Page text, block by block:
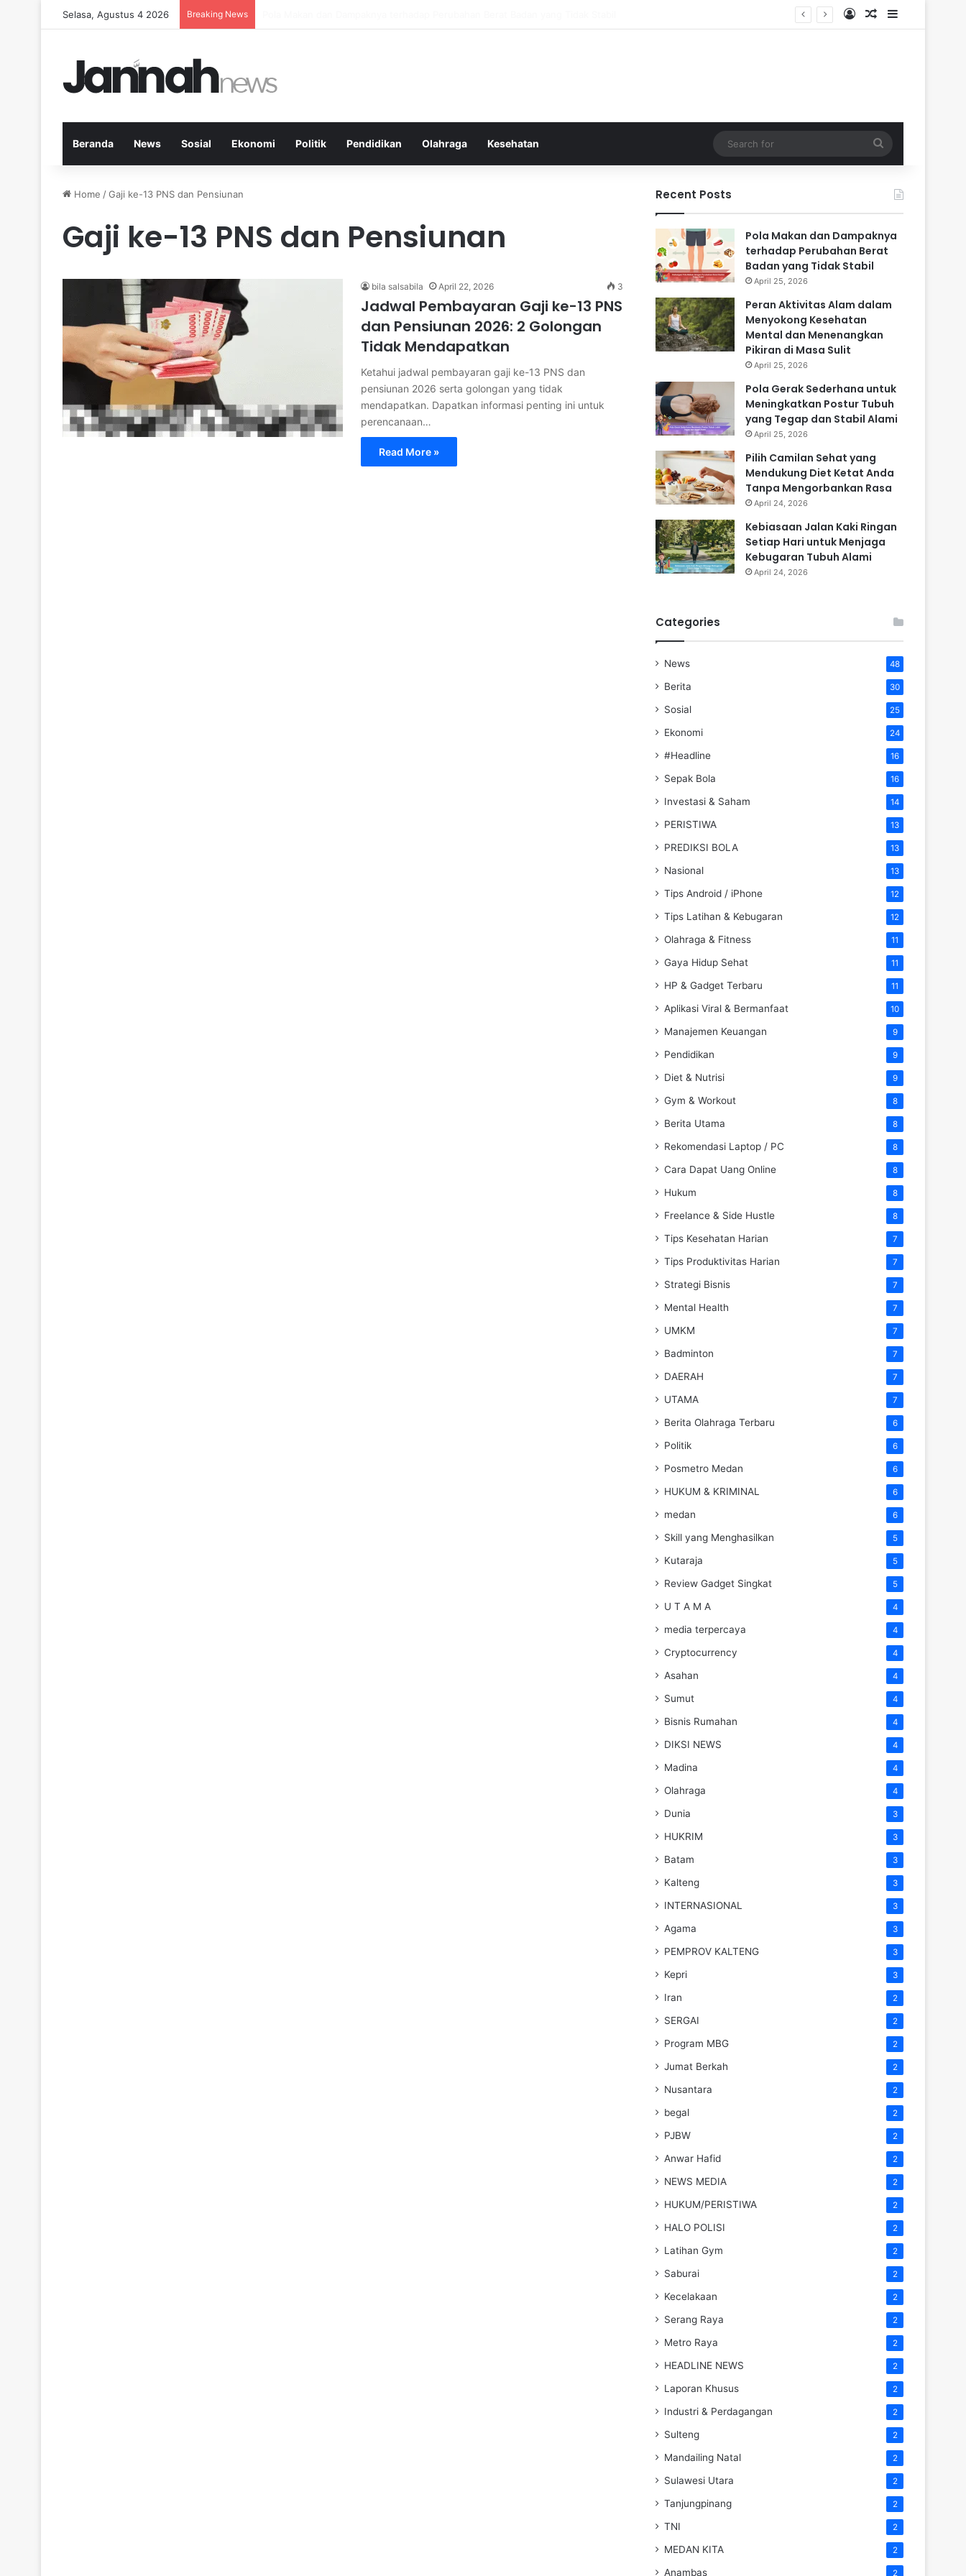
Selasa, Agustus 4 2026 Breaking News Log InRandom Article
Sidebar
Beranda News Sosial Ekonomi Politik Pendidikan Olahraga Kesehatan
for
Home /Gaji ke-13 PNS dan Pensiunan
Gaji ke-13 PNS dan Pensiunan
bila salsabila April 22, 2026 3
Jadwal Pembayaran Gaji ke-13 PNS
dan Pensiunan 2026: 2 Golongan
Tidak Mendapatkan
Ketahui jadwal pembayaran gaji ke-13 PNS dan
pensiunan 2026 serta golongan yang tidak
mendapatkan. Dapatkan informasi penting ini untuk
perencanaan…
Read More »
Recent Posts
Pola Makan dan Dampaknya
terhadap Perubahan Berat
Badan yang Tidak Stabil
April 25, 2026
Peran Aktivitas Alam dalam
Menyokong Kesehatan
Mental dan Menenangkan
Pikiran di Masa Sulit
April 25, 2026
Pola Gerak Sederhana untuk
Meningkatkan Postur Tubuh
yang Tegap dan Stabil Alami
April 25, 2026
Pilih Camilan Sehat yang
Mendukung Diet Ketat Anda
Tanpa Mengorbankan Rasa
April 24, 2026
Kebiasaan Jalan Kaki Ringan
Setiap Hari untuk Menjaga
Kebugaran Tubuh Alami
April 24, 2026
Categories
News 48
Berita 30
Sosial 25
Ekonomi 24
#Headline 16
Sepak Bola 16
Investasi & Saham 14
PERISTIWA 13
PREDIKSI BOLA 13
Nasional 13
Tips Android / iPhone 12
Tips Latihan & Kebugaran 12
Olahraga & Fitness 11
Gaya Hidup Sehat 11
HP & Gadget Terbaru 11
Aplikasi Viral & Bermanfaat 10
Manajemen Keuangan 9
Pendidikan 9
Diet & Nutrisi 9
Gym & Workout 8
Berita Utama 8
Rekomendasi Laptop / PC 8
Cara Dapat Uang Online 8
Hukum 8
Freelance & Side Hustle 8
Tips Kesehatan Harian 7
Tips Produktivitas Harian 7
Strategi Bisnis 7
Mental Health 7
UMKM 7
Badminton 7
DAERAH 7
UTAMA 7
Berita Olahraga Terbaru 6
Politik 6
Posmetro Medan 6
HUKUM & KRIMINAL 6
medan 6
Skill yang Menghasilkan 5
Kutaraja 5
Review Gadget Singkat 5
U T A M A 4
media terpercaya 4
Cryptocurrency 4
Asahan 4
Sumut 4
Bisnis Rumahan 4
DIKSI NEWS 4
Madina 4
Olahraga 4
Dunia 3
HUKRIM 3
Batam 3
Kalteng 3
INTERNASIONAL 3
Agama 3
PEMPROV KALTENG 3
Kepri 3
Iran 2
SERGAI 2
Program MBG 2
Jumat Berkah 2
Nusantara 2
begal 2
PJBW 2
Anwar Hafid 2
NEWS MEDIA 2
HUKUM/PERISTIWA 2
HALO POLISI 2
Latihan Gym 2
Saburai 2
Kecelakaan 2
Serang Raya 2
Metro Raya 2
HEADLINE NEWS 2
Laporan Khusus 2
Industri & Perdagangan 2
Sulteng 2
Mandailing Natal 2
Sulawesi Utara 2
Tanjungpinang 2
TNI 2
MEDAN KITA 2
Anambas 2